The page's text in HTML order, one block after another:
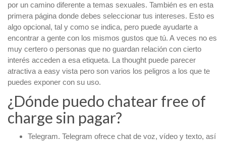
por un camino diferente a temas sexuales. También es en esta
primera página donde debes seleccionar tus intereses. Esto es
algo opcional, tal y como se indica, pero puede ayudarte a
encontrar a gente con los mismos gustos que tú. A veces no es
muy certero o personas que no guardan relación con cierto
interés acceden a esa etiqueta. La thought puede parecer
atractiva a easy vista pero son varios los peligros a los que te
puedes exponer con su uso.
¿Dónde puedo chatear free of
charge sin pagar?
Telegram. Telegram ofrece chat de voz, vídeo y texto, así